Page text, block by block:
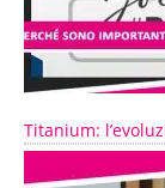
Titanium: